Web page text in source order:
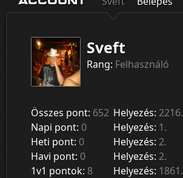
Sveft
Rang: Felhasználó
Összes pont: 652 Helyezés: 2216.
Napi pont: 0 Helyezés: 1.
Heti pont: 0 Helyezés: 2.
Havi pont: 0 Helyezés: 2.
1v1 pontok: 8 Helyezés: 1861.